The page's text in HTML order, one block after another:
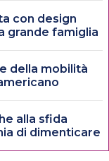
con design
grande famiglia
della mobilità
alla sfida
di dimenticare